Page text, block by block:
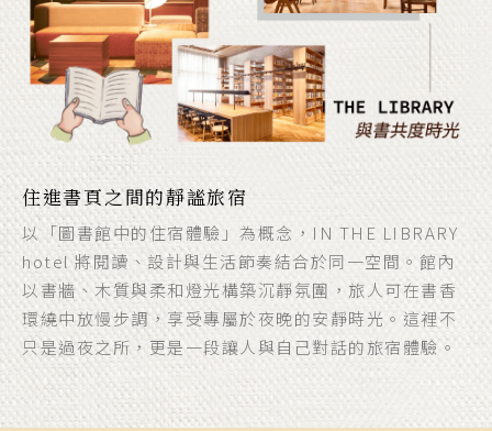
住進書頁之間的靜謐旅宿
以「圖書館中的住宿體驗」為概念，IN THE LIBRARY
hotel 將閱讀、設計與生活節奏結合於同一空間。館內
以書牆、木質與柔和燈光構築沉靜氛圍，旅人可在書香
環繞中放慢步調，享受專屬於夜晚的安靜時光。這裡不
只是過夜之所，更是一段讓人與自己對話的旅宿體驗。